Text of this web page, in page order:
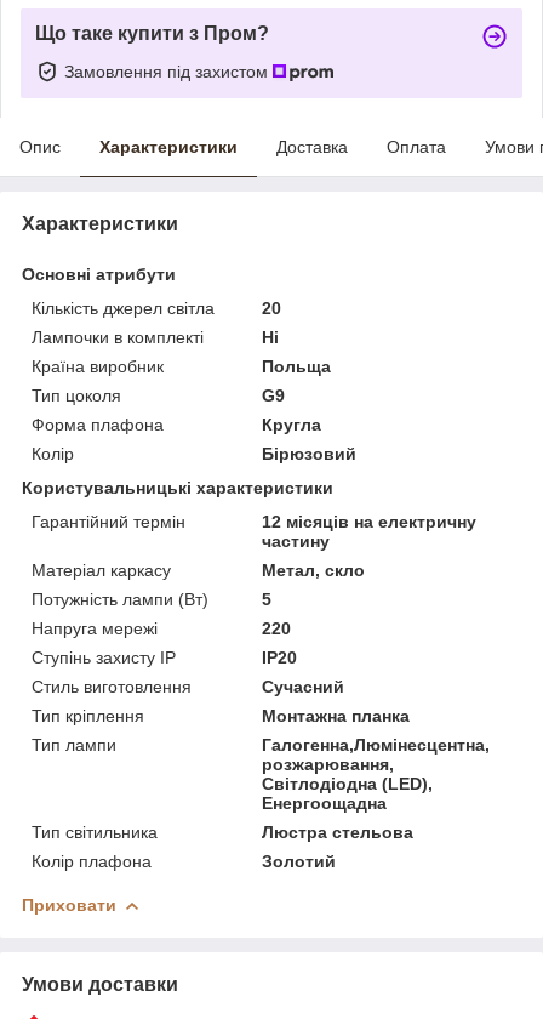
Що таке купити з Пром?
Замовлення під захистом
Опис Характеристики Доставка Оплата Умови
Характеристики
Основні атрибути
Кількість джерел світла
20
Лампочки в комплекті
Ні
Країна виробник
Польща
Тип цоколя
G9
Форма плафона
Кругла
Колір
Бірюзовий
Користувальницькі характеристики
Гарантійний термін
12 місяців на електричну
частину
Матеріал каркасу
Метал, скло
Потужність лампи (Вт)
5
Напруга мережі
220
Ступінь захисту IP
IP20
Стиль виготовлення
Сучасний
Тип кріплення
Монтажна планка
Тип лампи
Галогенна,Люмінесцентна,
розжарювання,
Світлодіодна (LED),
Енергоощадна
Тип світильника
Люстра стельова
Колір плафона
Золотий
Приховати
Умови доставки